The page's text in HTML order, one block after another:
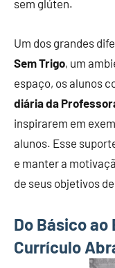
sem glúten.
Um dos grandes
Sem Trigo, um
espaço, os alunos
diária da
inspirarem em
alunos. Esse
e manter a
de seus objetivos
Do Básico
Currículo